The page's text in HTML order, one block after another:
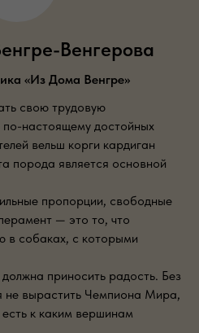
Венгерова
«Из Дома Венгре»
свою трудовую
по-настоящему достойных
вельш корги кардиган
порода является основной
пропорции, свободные
— это то, что
в собаках, с которыми
приносить радость. Без
не вырастить Чемпиона Мира,
к каким вершинам